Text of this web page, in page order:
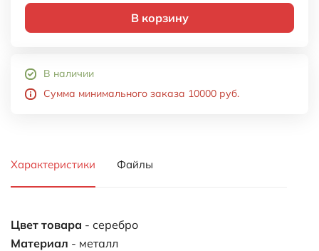
В корзину
В наличии
Сумма минимального заказа 10000 руб.
Характеристики Файлы
Цвет товара - серебро
Материал - металл